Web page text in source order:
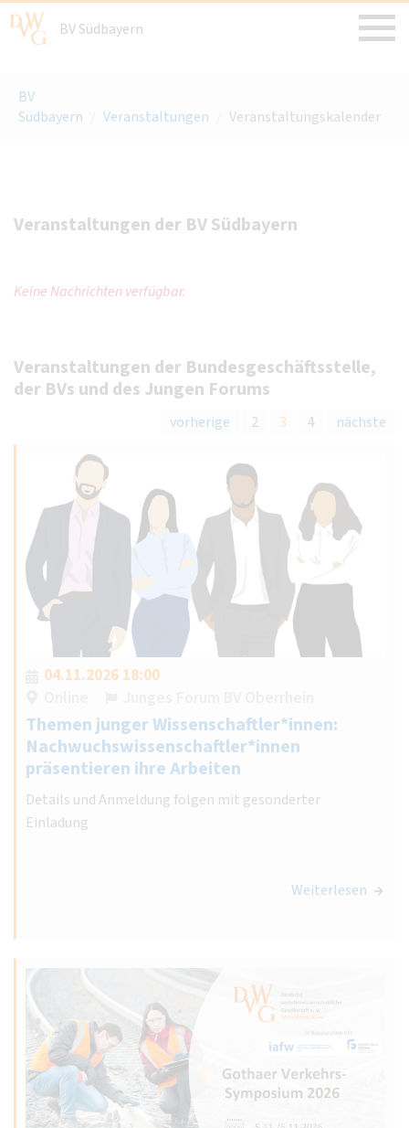
BV Südbayern
BV
Südbayern
Veranstaltungen Veranstaltungskalender
Veranstaltungen der BV Südbayern
Keine Nachrichten verfügbar.
Veranstaltungen der Bundesgeschäftsstelle,
der BVs und des Jungen Forums
vorherige 2 3 4 nächste
04.11.2026 18:00
Themen junger Wissenschaftler*innen:
Nachwuchswissenschaftler*innen
präsentieren ihre Arbeiten
Details und Anmeldung folgen mit gesonderter
Einladung
Weiterlesen